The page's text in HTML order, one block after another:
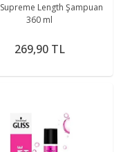
Supreme Length Şampuan
360 ml
269,90 TL